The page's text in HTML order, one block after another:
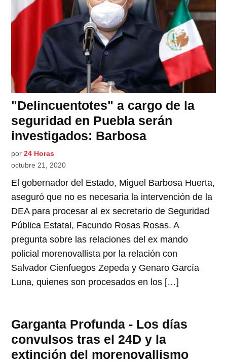
"Delincuentotes" a cargo de la
seguridad en Puebla serán
investigados: Barbosa
por 24 Horas
octubre 21, 2020
El gobernador del Estado, Miguel Barbosa Huerta,
aseguró que no es necesaria la intervención de la
DEA para procesar al ex secretario de Seguridad
Pública Estatal, Facundo Rosas Rosas. A
pregunta sobre las relaciones del ex mando
policial morenovallista por la relación con
Salvador Cienfuegos Zepeda y Genaro García
Luna, quienes son procesados en los […]
Garganta Profunda - Los días
convulsos tras el 24D y la
extinción del morenovallismo